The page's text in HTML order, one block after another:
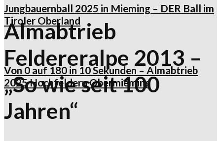
Jungbauernball 2025 in Mieming – DER Ball im
Tiroler Oberland
Von 0 auf 180 in 10 Sekunden – Almabtrieb
2025 Hochfeldern Obermieming
Almabtrieb
Feldereralpe 2013 –
„So wie seit 100
Jahren“